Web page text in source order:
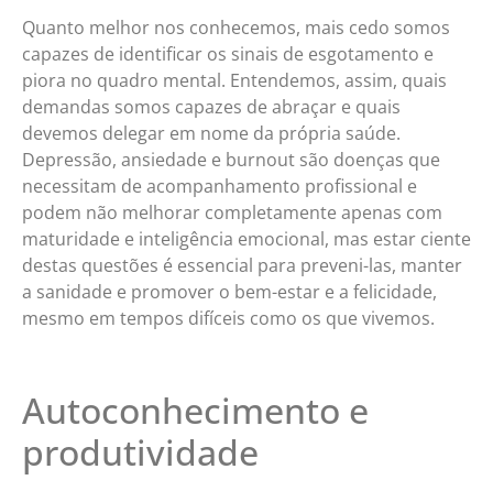
Quanto melhor nos conhecemos, mais cedo somos
capazes de identificar os sinais de esgotamento e
piora no quadro mental. Entendemos, assim, quais
demandas somos capazes de abraçar e quais
devemos delegar em nome da própria saúde.
Depressão, ansiedade e burnout são doenças que
necessitam de acompanhamento profissional e
podem não melhorar completamente apenas com
maturidade e inteligência emocional, mas estar ciente
destas questões é essencial para preveni-las, manter
a sanidade e promover o bem-estar e a felicidade,
mesmo em tempos difíceis como os que vivemos.
Autoconhecimento e
produtividade